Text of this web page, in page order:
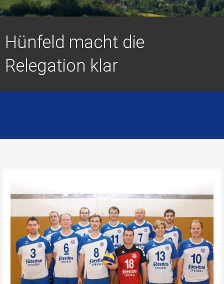
Hünfeld macht die
Relegation klar